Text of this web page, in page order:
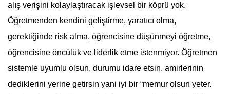
alış verişini kolaylaştıracak işlevsel bir köprü yok.
Öğretmenden kendini geliştirme, yaratıcı olma,
gerektiğinde risk alma, öğrencisine düşünmeyi öğretme,
öğrencisine öncülük ve liderlik etme istenmiyor. Öğretmen
sistemle uyumlu olsun, durumu idare etsin, amirlerinin
dediklerini yerine getirsin yani iyi bir “memur olsun yeter.